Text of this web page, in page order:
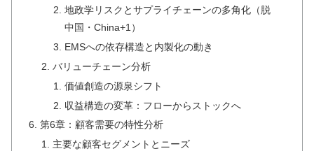
地政学リスクとサプライチェーンの多角化（脱
中国・China+1）
EMSへの依存構造と内製化の動き
バリューチェーン分析
価値創造の源泉シフト
収益構造の変革：フローからストックへ
第6章：顧客需要の特性分析
主要な顧客セグメントとニーズ